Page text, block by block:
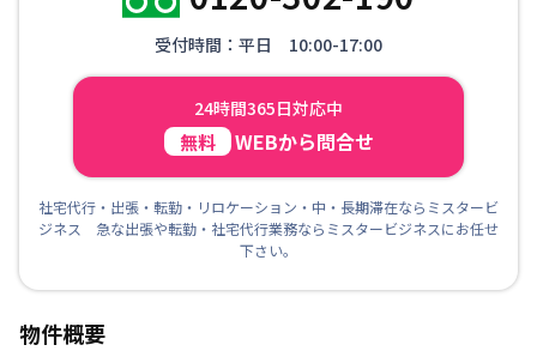
受付時間：平日 10:00-17:00
24時間365日対応中
無料 WEBから問合せ
社宅代行・出張・転勤・リロケーション・中・長期滞在ならミスタービ
ジネス 急な出張や転勤・社宅代行業務ならミスタービジネスにお任せ
下さい。
物件概要